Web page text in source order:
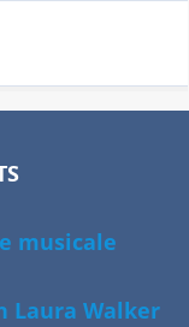
musicale
Laura Walker